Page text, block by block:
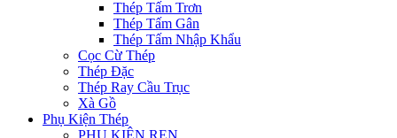
Thép Tấm Trơn
Thép Tấm Gân
Thép Tấm Nhập Khẩu
Cọc Cừ Thép
Thép Đặc
Thép Ray Cầu Trục
Xà Gồ
Phụ Kiện Thép
PHỤ KIỆN REN